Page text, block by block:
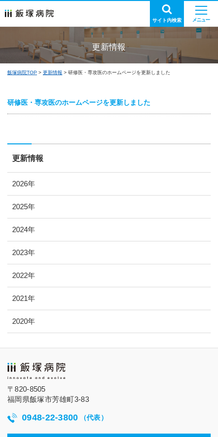
サイト内検索
更新情報
飯塚病院TOP 更新情報 研修医・専攻医のホームページを更新しました
研修医・専攻医のホームページを更新しました
更新情報
2026年
2025年
2024年
2023年
2022年
2021年
2020年
〒820-8505
福岡県飯塚市芳雄町3-83
0948-22-3800 （代表）